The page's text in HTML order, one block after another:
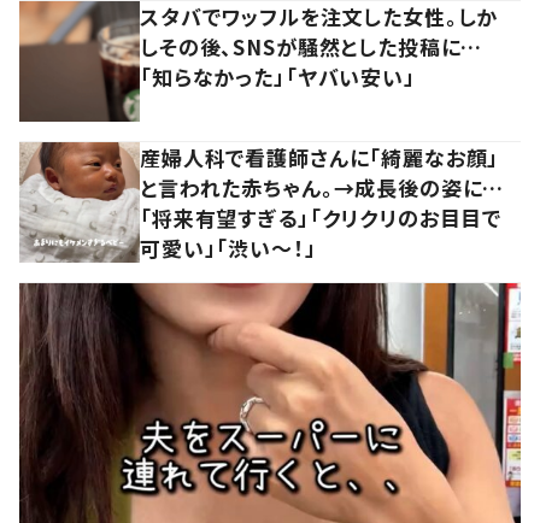
スタバでワッフルを注文した女性。しか
しその後、SNSが騒然とした投稿に…
「知らなかった」「ヤバい安い」
産婦人科で看護師さんに「綺麗なお顔」
と言われた赤ちゃん。→成長後の姿に…
「将来有望すぎる」「クリクリのお目目で
可愛い」「渋い～！」